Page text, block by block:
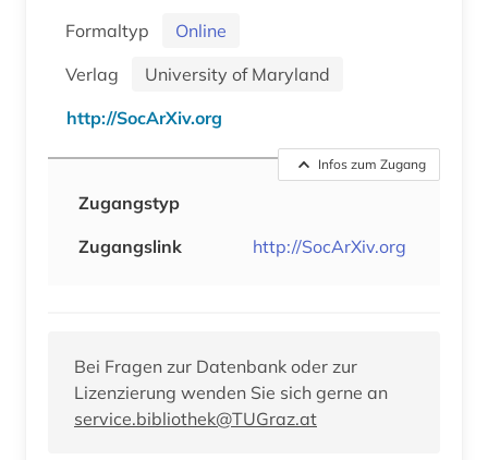
Formaltyp
Online
Verlag
University of Maryland
http://SocArXiv.org
Infos zum Zugang
Zugangstyp
Zugangslink
http://SocArXiv.org
Bei Fragen zur Datenbank oder zur
Lizenzierung wenden Sie sich gerne an
service.bibliothek@TUGraz.at